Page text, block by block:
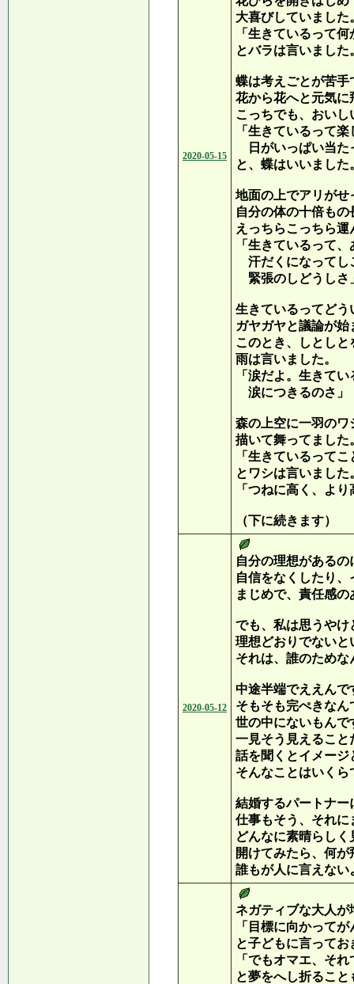
2020-05-15
大喜びしていました
「生きているって
とバラは言いました
蝶は考えごとが苦手
花から花へと元気に
こっちでも、おい
「生きているって
日がいっぱい当た
と、蝶はいいました
地面の上でアリがせ
自分の体の十倍も
えっちらこっちら
「生きているって
汗だくになってし
緊張のしどうしさ
生きているってどう
ガヤガヤと議論が
このとき、しとし
雨は言いました。
「涙だよ。生きて
涙につきるのさ」
森の上空に一羽のワ
描いて舞ってました
「生きているって
とワシは言いました
「つねに高く、よ
（下に続きます）
2020-05-12
自分の理想がある
自信をなくしたり
まじめで、責任感
でも、私は思うやけ
理想どおりでないと
それは、誰のためな
中途半端でええんで
そもそも完ぺきなん
世の中にないもんで
一見そう見えること
話を聞くとイメージ
そんなことはいくら
結婚するパートナー
仕事もそう、それに
どんなに素晴らし
開けてみたら、何
誰もが人に言えない
ネガティブな大人が
「目標に向かって
と子どもに言ってお
「でもオマエ、そ
と夢をへし折ること